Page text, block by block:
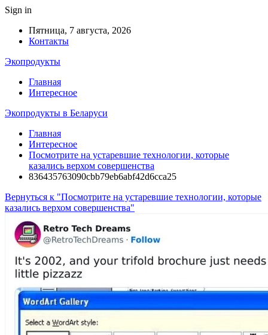
Sign in
Пятница, 7 августа, 2026
Контакты
Экопродукты
Главная
Интересное
Экопродукты в Беларуси
Главная
Интересное
Посмотрите на устаревшие технологии, которые
казались верхом совершенства
836435763090cbb79eb6abf42d6cca25
Вернуться к "Посмотрите на устаревшие технологии, которые
казались верхом совершенства"